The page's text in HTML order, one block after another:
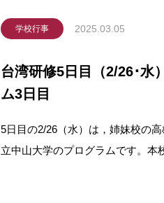
学校行事 2025.03.05
台湾研修5日目（2/26･水
ム3日目
5日目の2/26（水）は，姉妹校の
立中山大学のプログラムです。本